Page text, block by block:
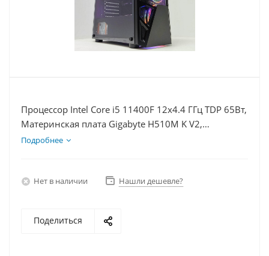
Процессор Intel Core i5 11400F 12x4.4 ГГц TDP 65Вт,
Материнская плата Gigabyte H510M K V2,
Видеокарта GTX 1650 4Гб, Память DDR4 16Gb,
Подробнее
Нет в наличии Нашли дешевле?
Поделиться